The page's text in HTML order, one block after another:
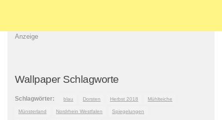
Anzeige
Wallpaper Schlagworte
Schlagwörter: blau Dorsten Herbst 2018 Mühlteiche
Münsterland Nordrhein Westfalen Spiegelungen